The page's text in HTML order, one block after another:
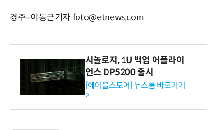
경주=이동근기자 foto@etnews.com
시놀로지, 1U 백업 어플라이
언스 DP5200 출시
[에이블스토어] 뉴스룸 바로가기
>